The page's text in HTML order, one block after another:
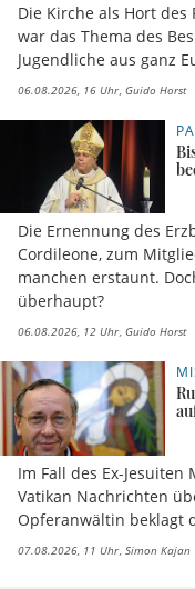
Die Kirche als Hort
war das Thema des
Jugendliche aus ganz
06.08.2026, 16 Uhr Guido Horst
Die Ernennung des
Cordileone, zum
manchen erstaunt.
überhaupt?
06.08.2026, 12 Uhr Guido Horst
Im Fall des Ex-
Vatikan Nachrichten
Opferanwältin beklagt
07.08.2026, 11 Uhr Simon Kajan